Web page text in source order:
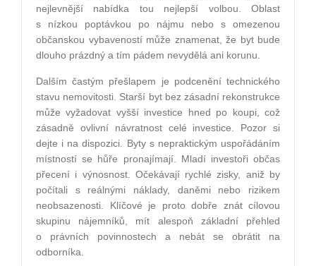
nejlevnější nabídka tou nejlepší volbou. Oblast
s nízkou poptávkou po nájmu nebo s omezenou
občanskou vybaveností může znamenat, že byt bude
dlouho prázdný a tím pádem nevydělá ani korunu.
Dalším častým přešlapem je podcenění technického
stavu nemovitosti. Starší byt bez zásadní rekonstrukce
může vyžadovat vyšší investice hned po koupi, což
zásadně ovlivní návratnost celé investice. Pozor si
dejte i na dispozici. Byty s nepraktickým uspořádáním
místností se hůře pronajímají. Mladí investoři občas
přecení i výnosnost. Očekávají rychlé zisky, aniž by
počítali s reálnými náklady, daněmi nebo rizikem
neobsazenosti. Klíčové je proto dobře znát cílovou
skupinu nájemníků, mít alespoň základní přehled
o právních povinnostech a nebát se obrátit na
odborníka.